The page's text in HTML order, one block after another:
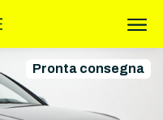
Pronta consegna